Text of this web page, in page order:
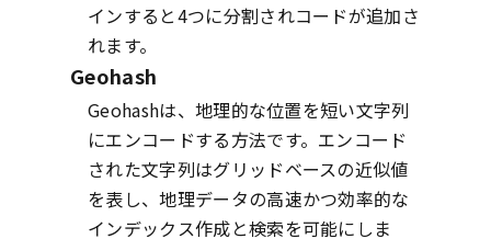
インすると4つに分割されコードが追加さ
れます。
Geohash
Geohashは、地理的な位置を短い文字列
にエンコードする方法です。エンコード
された文字列はグリッドベースの近似値
を表し、地理データの高速かつ効率的な
インデックス作成と検索を可能にしま